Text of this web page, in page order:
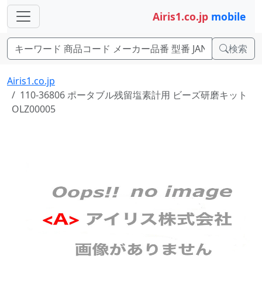
Airis1.co.jp mobile
検索
Airis1.co.jp
110-36806 ポータブル残留塩素計用 ビーズ研磨キット
OLZ00005